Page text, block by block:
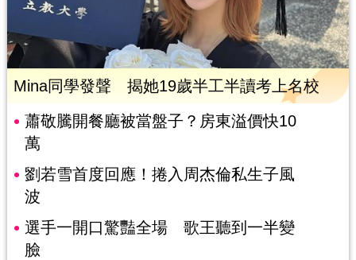
Mina同學發聲 揭她19歲半工半讀考上名校
蕭敬騰開餐廳被當盤子？房東溢價快10
萬
劉若雪首度回應！捲入周杰倫私生子風
波
選手一開口驚豔全場 歌王聽到一半變
臉